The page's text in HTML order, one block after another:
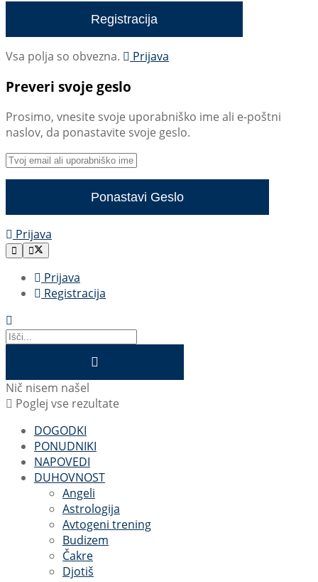
Vsa polja so obvezna. Prijava
Preveri svoje geslo
Prosimo, vnesite svoje uporabniško ime ali e-poštni
naslov, da ponastavite svoje geslo.
Prijava
Prijava
Registracija
Nič nisem našel
Poglej vse rezultate
DOGODKI
PONUDNIKI
NAPOVEDI
DUHOVNOST
Angeli
Astrologija
Avtogeni trening
Budizem
Čakre
Djotiš